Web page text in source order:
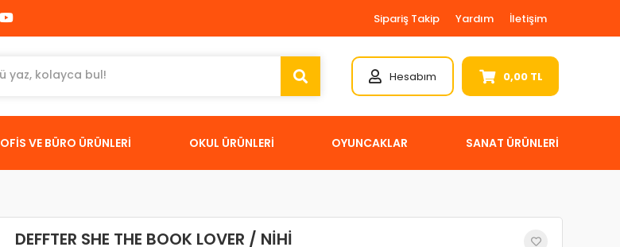
Sipariş Takip Yardım İletişim
Hesabım 0,00 TL
OFİS VE BÜRO ÜRÜNLERİ OKUL ÜRÜNLERİ OYUNCAKLAR SANAT ÜRÜNLERİ
DEFFTER SHE THE BOOK LOVER / NİHİ